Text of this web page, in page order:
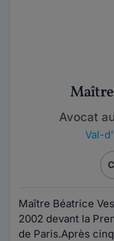
Maître
Avocat
Val-
Maître Béatrice
2002 devant la
de Paris.Après